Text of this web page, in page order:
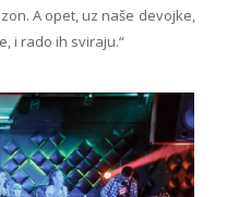
A opet, uz naše devojke,
i rado ih sviraju.“